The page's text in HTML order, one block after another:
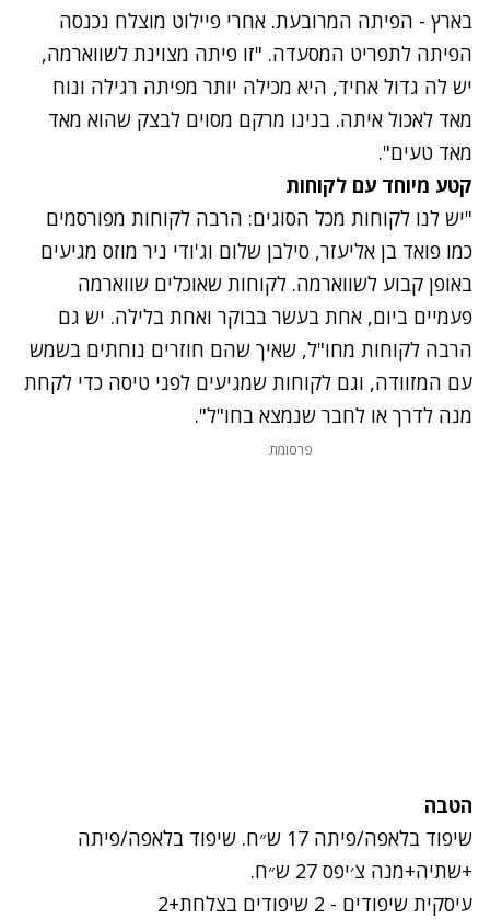
בארץ - הפיתה המרובעת. אחרי פיילוט מוצלח נכנסה
הפיתה לתפריט המסעדה. "זו פיתה מצוינת לשווארמה,
יש לה גדול אחיד, היא מכילה יותר מפיתה רגילה ונוח
מאד לאכול איתה. בנינו מרקם מסוים לבצק שהוא מאד
מאד טעים".
קטע מיוחד עם לקוחות
"יש לנו לקוחות מכל הסוגים: הרבה לקוחות מפורסמים
כמו פואד בן אליעזר, סילבן שלום וג'ודי ניר מוזס מגיעים
באופן קבוע לשווארמה. לקוחות שאוכלים שווארמה
פעמיים ביום, אחת בעשר בבוקר ואחת בלילה. יש גם
הרבה לקוחות מחו"ל, שאיך שהם חוזרים נוחתים בשמש
עם המזוודה, וגם לקוחות שמגיעים לפני טיסה כדי לקחת
מנה לדרך או לחבר שנמצא בחו"ל".
פרסומת
הטבה
שיפוד בלאפה/פיתה 17 ש״ח. שיפוד בלאפה/פיתה
+שתיה+מנה צ׳יפס 27 ש״ח.
עיסקית שיפודים - 2 שיפודים בצלחת+2